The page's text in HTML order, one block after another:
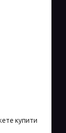
купити